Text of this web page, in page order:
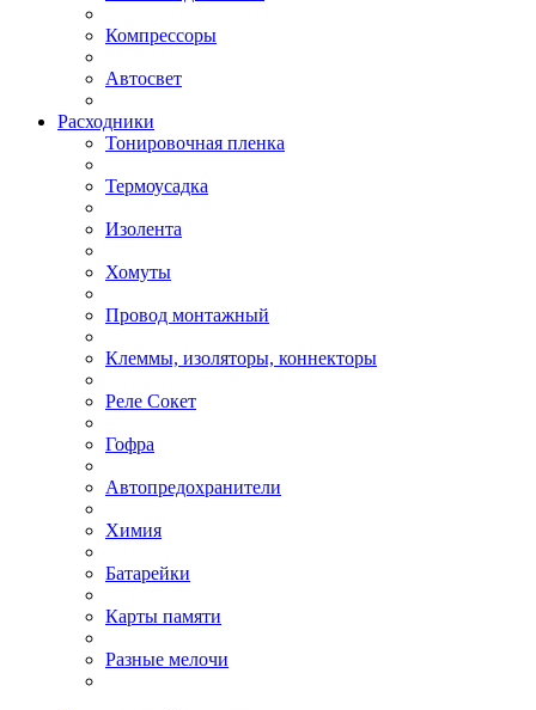
Компрессоры
Автосвет
Расходники
Тонировочная пленка
Термоусадка
Изолента
Хомуты
Провод монтажный
Клеммы, изоляторы, коннекторы
Реле Сокет
Гофра
Автопредохранители
Химия
Батарейки
Карты памяти
Разные мелочи